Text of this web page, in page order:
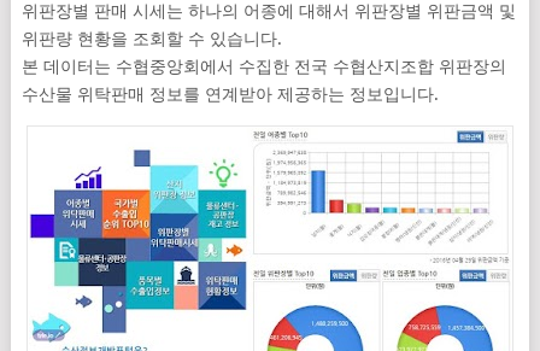
위판장별 판매 시세는 하나의 어종에 대해서 위판장별 위판금액 및
위판량 현황을 조회할 수 있습니다.
본 데이터는 수협중앙회에서 수집한 전국 수협산지조합 위판장의
수산물 위탁판매 정보를 연계받아 제공하는 정보입니다.